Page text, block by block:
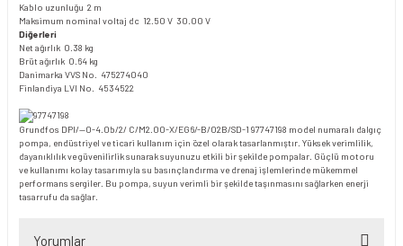
Kablo uzunluğu 2 m
Maksimum nominal voltaj dc 12.50 V 30.00 V
Diğerleri
Net ağırlık 0.38 kg
Brüt ağırlık 0.64 kg
Danimarka VVS No. 475274040
Finlandiya LVI No. 4534522
Grundfos DPI/--0-4.0b/2/ C/M2.00-X/EG6/-B/02B/SD-1 97747198 model numaralı dalgıç
pompa, endüstriyel ve ticari kullanım için özel olarak tasarlanmıştır. Yüksek verimlilik,
dayanıklılık ve güvenilirlik sunarak suyunuzu etkili bir şekilde pompalar. Güçlü motoru
ve kullanımı kolay tasarımıyla su basınçlandırma ve drenaj işlemlerinde mükemmel
performans sergiler. Bu pompa, suyun verimli bir şekilde taşınmasını sağlarken enerji
tasarrufu da sağlar.
Yorumlar